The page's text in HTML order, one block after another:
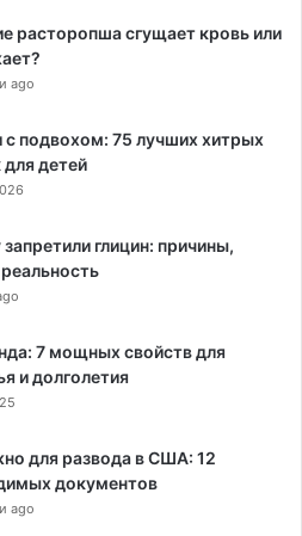
расторопша сгущает кровь или
ago
с подвохом: 75 лучших хитрых
для детей
глицин: причины,
7 мощных свойств для
и долголетия
для развода в США: 12
документов
ago